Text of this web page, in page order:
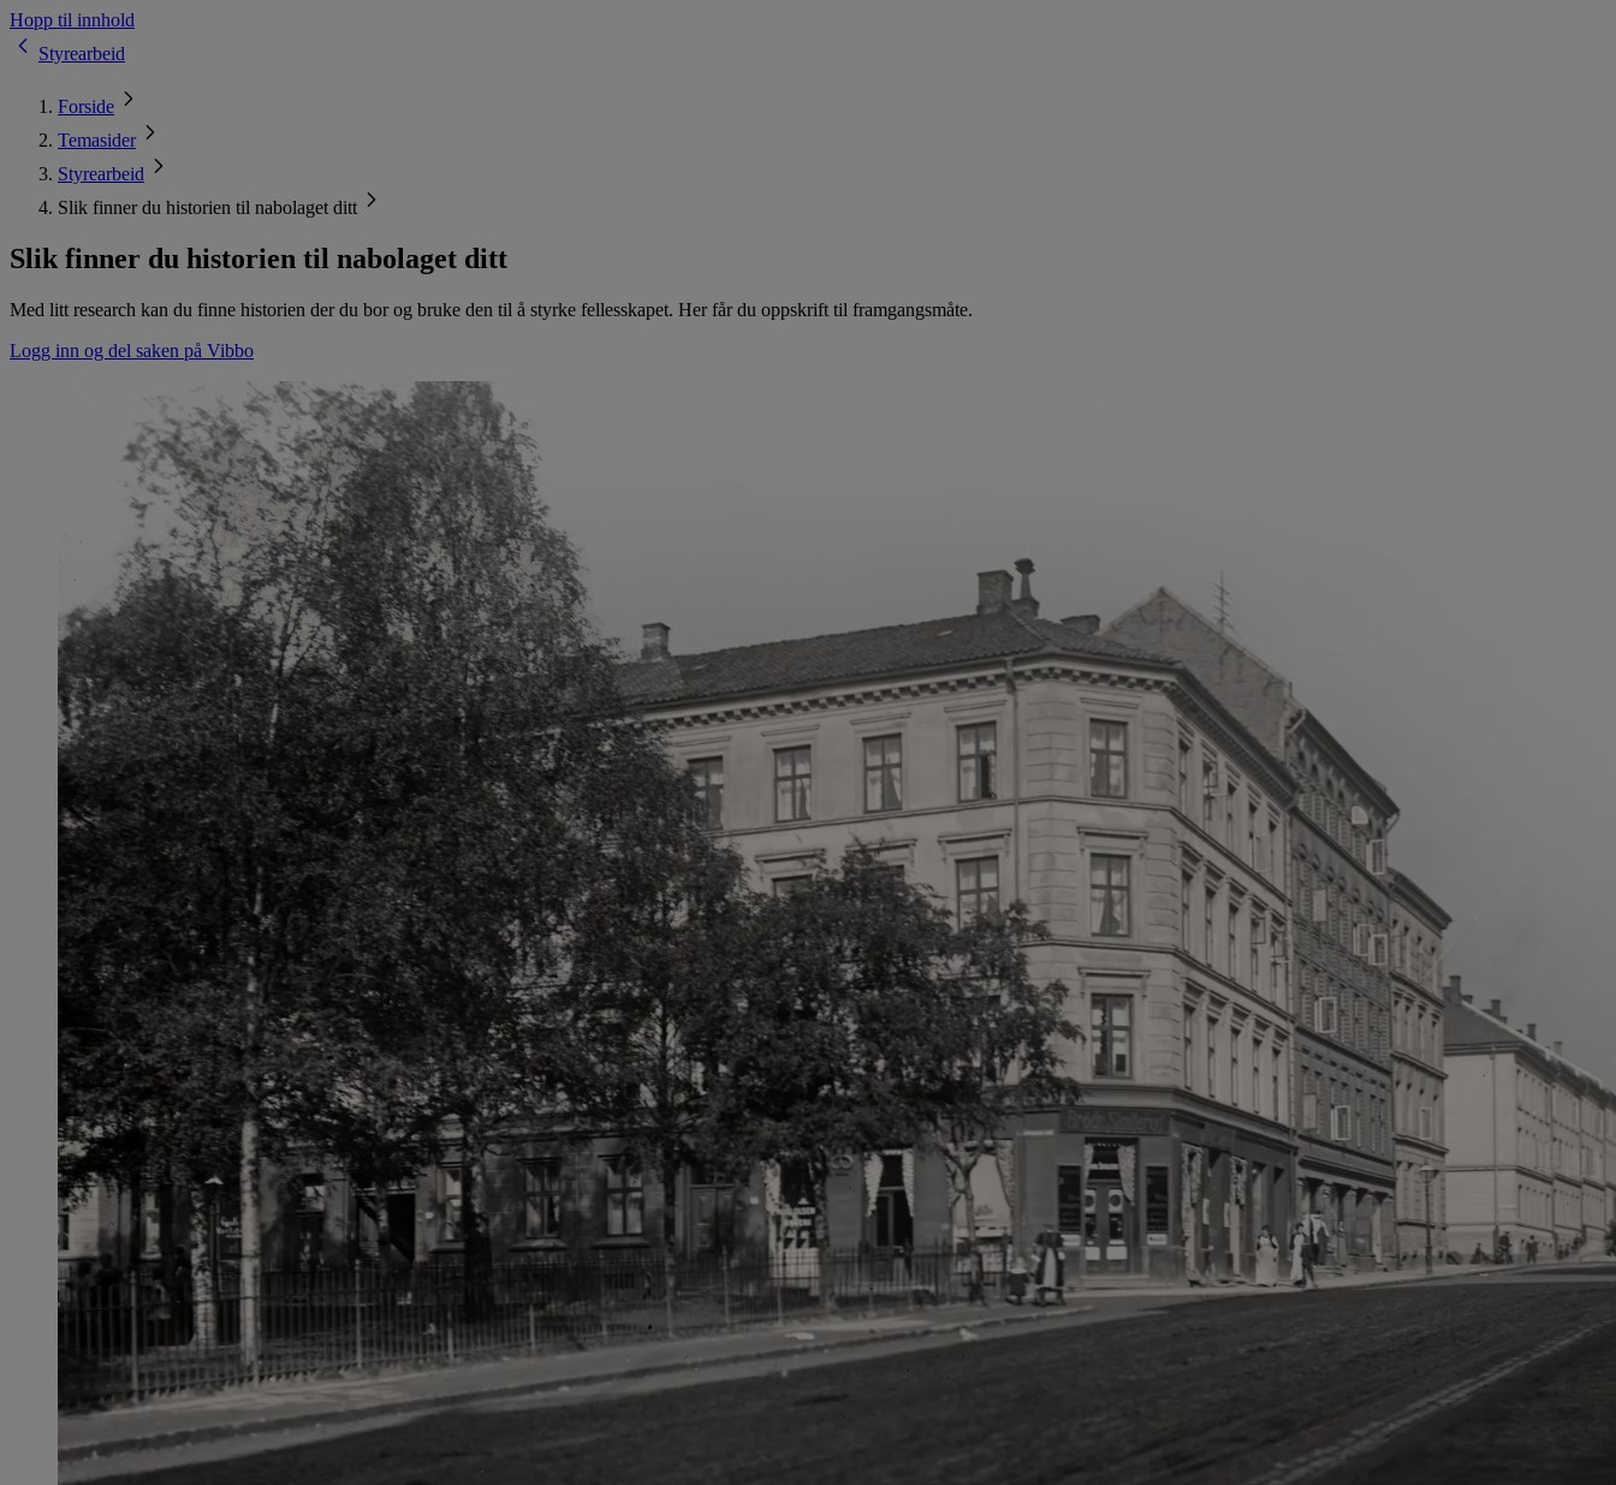
Hopp til innhold
Styrearbeid
Forside
Temasider
Styrearbeid
Slik finner du historien til nabolaget ditt
Slik finner du historien til nabolaget ditt
Med litt research kan du finne historien der du bor og bruke den til å styrke fellesskapet. Her får du oppskrift til framgangsmåte.
Logg inn og del saken på Vibbo